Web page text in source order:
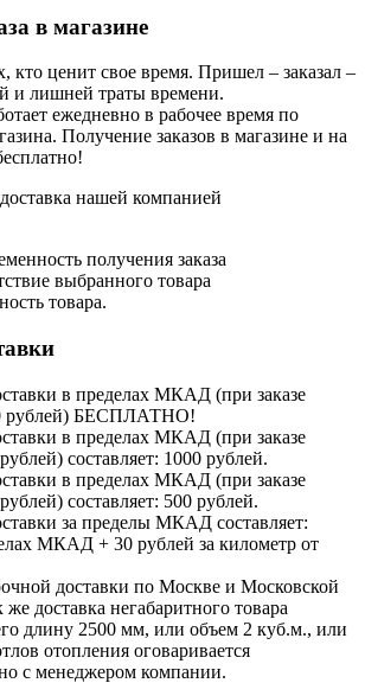
в магазине
кто ценит свое время. Пришел – заказал –
и лишней траты времени.
ежедневно в рабочее время по
Получение заказов в магазине и на
нашей компанией
получения заказа
выбранного товара
товара.
в пределах МКАД (при заказе
рублей) БЕСПЛАТНО!
в пределах МКАД (при заказе
составляет: 1000 рублей.
в пределах МКАД (при заказе
составляет: 500 рублей.
за пределы МКАД составляет:
МКАД + 30 рублей за километр от
доставки по Москве и Московской
же доставка негабаритного товара
длину 2500 мм, или объем 2 куб.м., или
отопления оговаривается
с менеджером компании.